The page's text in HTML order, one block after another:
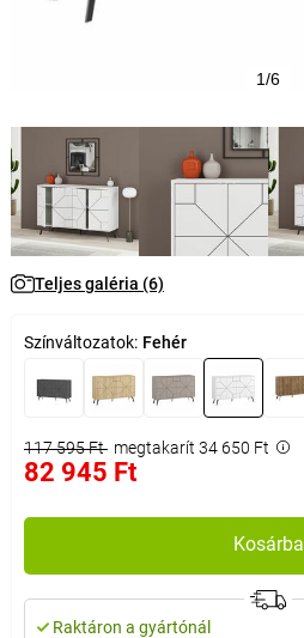
1/6
Teljes galéria (6)
Színváltozatok: Fehér
117 595 Ft megtakarít 34 650 Ft
82 945 Ft
Kosárba
Raktáron a gyártónál